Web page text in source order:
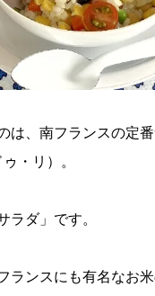
は、南フランスの定
・リ）。
ラダ」です。
ランスにも有名なお